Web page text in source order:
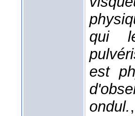
qui
est
ondul.